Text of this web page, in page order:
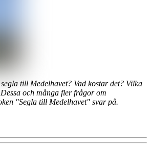
till Medelhavet? Vad kostar det? Vilka
och många fler frågor om
"Segla till Medelhavet" svar på.